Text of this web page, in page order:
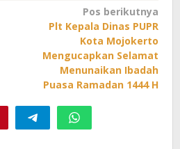
Pos berikutnya
Plt Kepala Dinas PUPR
Kota Mojokerto
Mengucapkan Selamat
Menunaikan Ibadah
Puasa Ramadan 1444 H